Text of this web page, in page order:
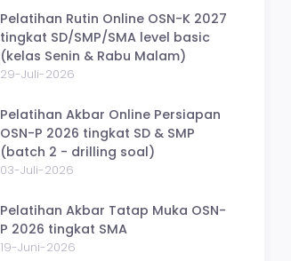
Pelatihan Rutin Online OSN-K 2027
tingkat SD/SMP/SMA level basic
(kelas Senin & Rabu Malam)
29-Juli-2026
Pelatihan Akbar Online Persiapan
OSN-P 2026 tingkat SD & SMP
(batch 2 - drilling soal)
03-Juli-2026
Pelatihan Akbar Tatap Muka OSN-
P 2026 tingkat SMA
19-Juni-2026